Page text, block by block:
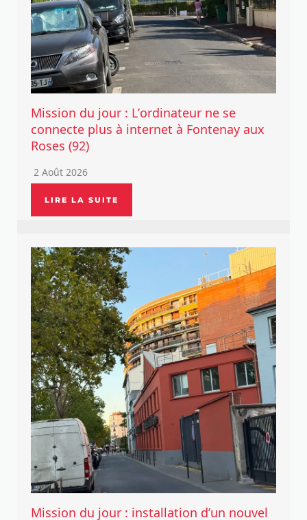
Mission du jour : L’ordinateur ne se
connecte plus à internet à Fontenay aux
Roses (92)
2 Août 2026
LIRE LA SUITE
Mission du jour : installation d’un nouvel